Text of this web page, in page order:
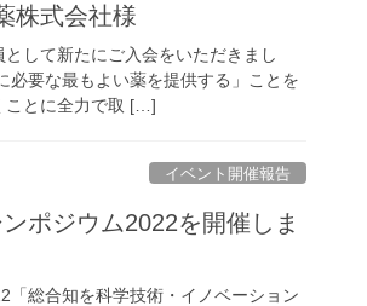
株式会社様
して新たにご入会をいただきまし
必要な最もよい薬を提供する」ことを
ことに全力で取 […]
イベント開催報告
ポジウム2022を開催しま
「総合知を科学技術・イノベーション